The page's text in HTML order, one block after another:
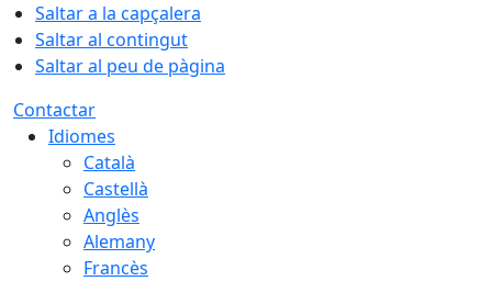
Saltar a la capçalera
Saltar al contingut
Saltar al peu de pàgina
Contactar
Idiomes
Català
Castellà
Anglès
Alemany
Francès